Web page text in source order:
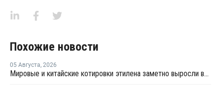
Похожие новости
05 Августа, 2026
Мировые и китайские котировки этилена заметно выросли во второй половине июля